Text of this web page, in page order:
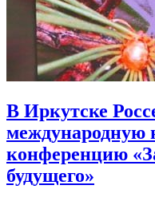
В Иркутске
международную
конференцию
будущего»